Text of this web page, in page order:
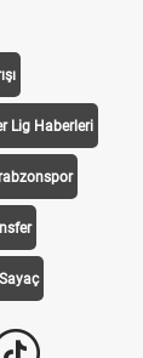
Lig Haberleri